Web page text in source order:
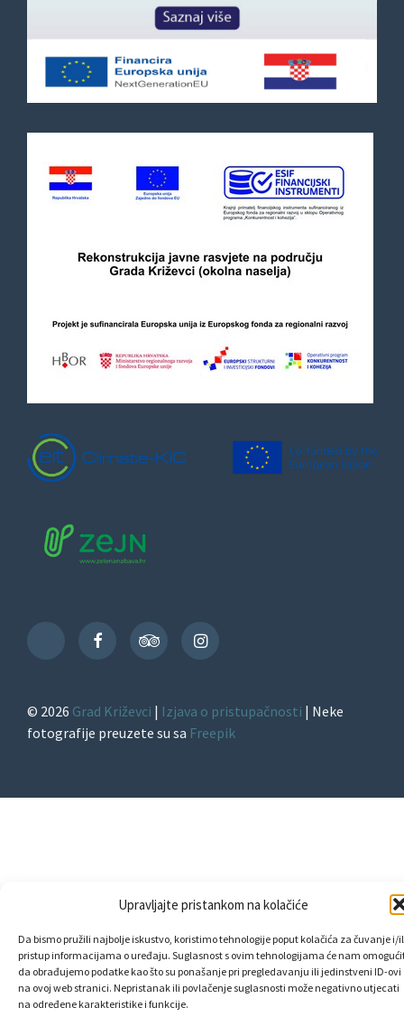
Upravljajte pristankom na kolačiće
Da bismo pružili najbolje iskustvo, koristimo tehnologije poput kolačića za čuvanje i/
pristup informacijama o uređaju. Suglasnost s ovim tehnologijama će nam
da obrađujemo podatke kao što su ponašanje pri pregledavanju ili jedinstveni ID-ovi
na ovoj web stranici. Nepristanak ili povlačenje suglasnosti može negativno utjecati
na određene karakteristike i funkcije.
TikTok
FacebookTripAdvisorInstagram
© 2026 Grad Križevci | Izjava o pristupačnosti | Neke
fotografije preuzete su sa Freepik